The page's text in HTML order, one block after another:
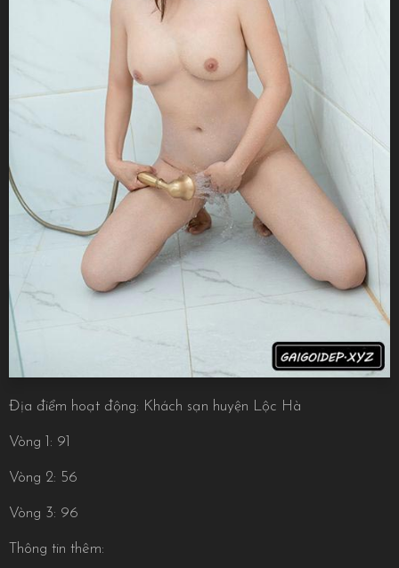
Địa điểm hoạt động: Khách sạn huyện Lộc Hà
Vòng 1: 91
Vòng 2: 56
Vòng 3: 96
Thông tin thêm: